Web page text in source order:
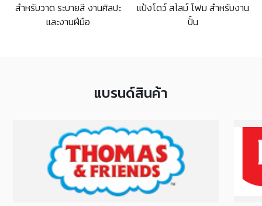
สำหรับวาด ระบายสี งานศิลปะ
และงานฝีมือ
แป้งโดว์ สไลม์ โฟม สำหรับงาน
ปั้น
แบรนด์สินค้า